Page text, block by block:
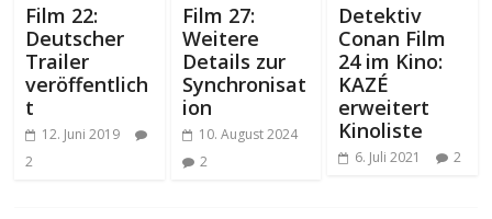
Film 22:
Deutscher
Trailer
veröffentlich
t
12. Juni 2019
2
Film 27:
Weitere
Details zur
Synchronisat
ion
10. August 2024
2
Detektiv
Conan Film
24 im Kino:
KAZÉ
erweitert
Kinoliste
6. Juli 2021 2